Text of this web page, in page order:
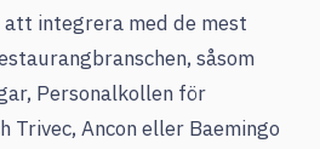
integrera med de mest
såsom
Personalkollen för
Trivec, Ancon eller Baemingo